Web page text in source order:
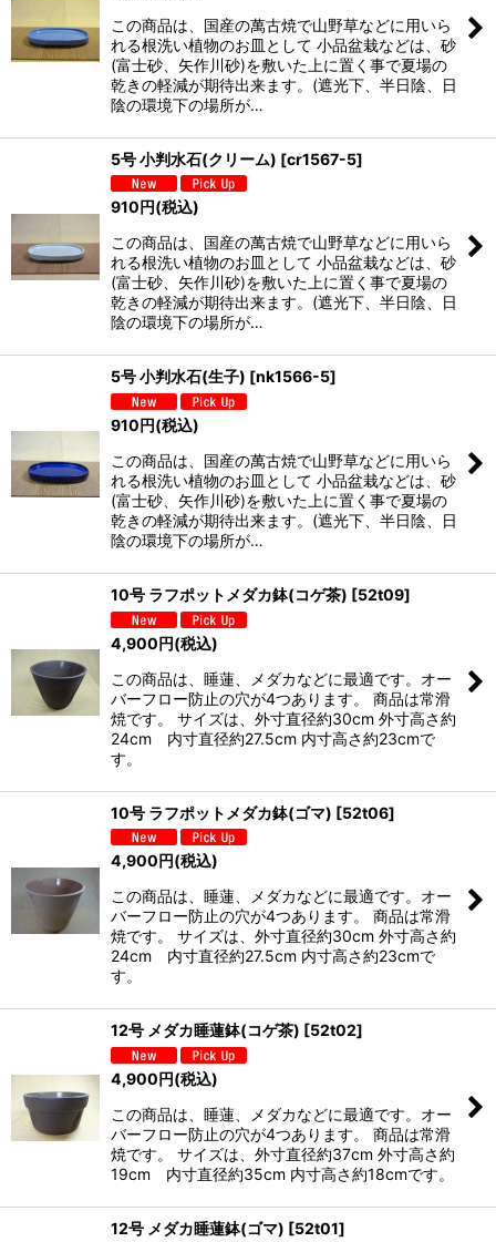
この商品は、国産の萬古焼で山野草などに用いら
れる根洗い植物のお皿として 小品盆栽などは、砂
(富士砂、矢作川砂)を敷いた上に置く事で夏場の
乾きの軽減が期待出来ます。(遮光下、半日陰、日
陰の環境下の場所が…
5号 小判水石(クリーム) [cr1567-5]
910円(税込)
この商品は、国産の萬古焼で山野草などに用いら
れる根洗い植物のお皿として 小品盆栽などは、砂
(富士砂、矢作川砂)を敷いた上に置く事で夏場の
乾きの軽減が期待出来ます。(遮光下、半日陰、日
陰の環境下の場所が…
5号 小判水石(生子) [nk1566-5]
910円(税込)
この商品は、国産の萬古焼で山野草などに用いら
れる根洗い植物のお皿として 小品盆栽などは、砂
(富士砂、矢作川砂)を敷いた上に置く事で夏場の
乾きの軽減が期待出来ます。(遮光下、半日陰、日
陰の環境下の場所が…
10号 ラフポットメダカ鉢(コゲ茶) [52t09]
4,900円(税込)
この商品は、睡蓮、メダカなどに最適です。オー
バーフロー防止の穴が4つあります。 商品は常滑
焼です。 サイズは、外寸直径約30cm 外寸高さ約
24cm 内寸直径約27.5cm 内寸高さ約23cmで
す。
10号 ラフポットメダカ鉢(ゴマ) [52t06]
4,900円(税込)
この商品は、睡蓮、メダカなどに最適です。オー
バーフロー防止の穴が4つあります。 商品は常滑
焼です。 サイズは、外寸直径約30cm 外寸高さ約
24cm 内寸直径約27.5cm 内寸高さ約23cmで
す。
12号 メダカ睡蓮鉢(コゲ茶) [52t02]
4,900円(税込)
この商品は、睡蓮、メダカなどに最適です。オー
バーフロー防止の穴が4つあります。 商品は常滑
焼です。 サイズは、外寸直径約37cm 外寸高さ約
19cm 内寸直径約35cm 内寸高さ約18cmです。
12号 メダカ睡蓮鉢(ゴマ) [52t01]